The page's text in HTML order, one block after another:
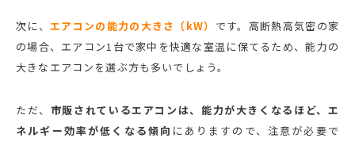
次に、 エアコンの能力の大きさ（kW） です。高断熱高気密の家
の場合、エアコン1台で家中を快適な室温に保てるため、能力の
大きなエアコンを選ぶ方も多いでしょう。
ただ、 市販されているエアコンは、能力が大きくなるほど、エ
ネルギー効率が低くなる傾向 にありますので、注意が必要で